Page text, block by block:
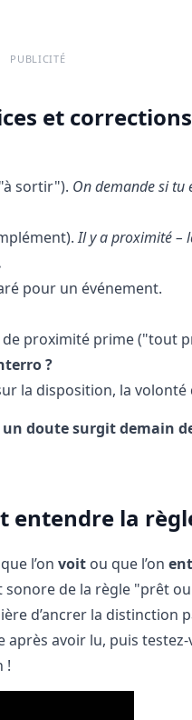
PUBLICITÉ
et corrections
sortir"). On demande si tu
Il y a proximité –
pour un événement.
proximité prime ("tout
?
la disposition, la volonté
doute surgit demain
entendre la
l’on voit ou que l’on
sonore de la règle "prêt
d’ancrer la distinction
avoir lu, puis
!